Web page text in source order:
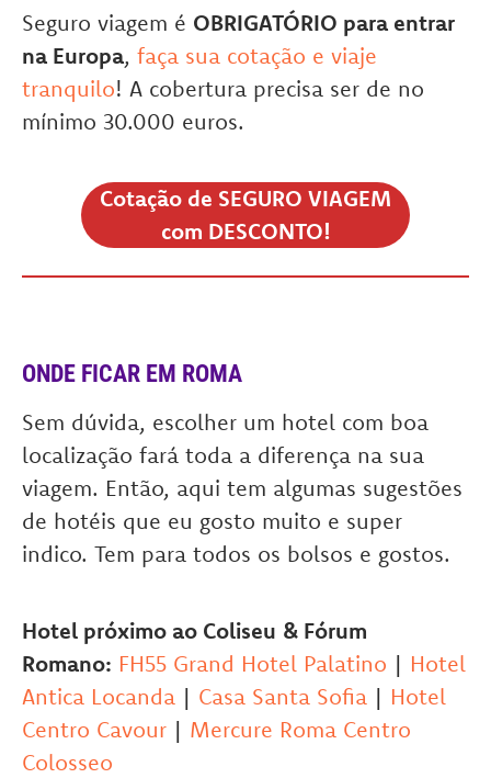
Seguro viagem é OBRIGATÓRIO para entrar
na Europa, faça sua cotação e viaje
tranquilo! A cobertura precisa ser de no
mínimo 30.000 euros.
Cotação de SEGURO VIAGEM
com DESCONTO!
ONDE FICAR EM ROMA
Sem dúvida, escolher um hotel com boa
localização fará toda a diferença na sua
viagem. Então, aqui tem algumas sugestões
de hotéis que eu gosto muito e super
indico. Tem para todos os bolsos e gostos.
Hotel próximo ao Coliseu & Fórum
Romano: FH55 Grand Hotel Palatino | Hotel
Antica Locanda | Casa Santa Sofia | Hotel
Centro Cavour | Mercure Roma Centro
Colosseo